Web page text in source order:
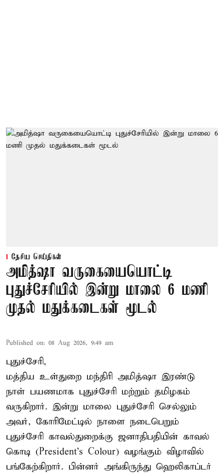
தேசிய செய்திகள்
அமித்ஷா வருகையையொட்டி
புதுச்சேரியில் இன்று மாலை 6 மணி
முதல் மதுக்கடைகள் மூடல்
Published on: 08 Aug 2026, 9:49 am
புதுச்சேரி,
மத்திய உள்துறை மந்திரி அமித்ஷா இரண்டு
நாள் பயணமாக புதுச்சேரி மற்றும் தமிழகம்
வருகிறார். இன்று மாலை புதுச்சேரி செல்லும்
அவர், கோரிமேட்டில் நாளை நடைபெறும்
புதுச்சேரி காவல்துறைக்கு ஜனாதிபதியின் காவல்
கொடி (President's Colour) வழங்கும் விழாவில்
பங்கேற்கிறார். பின்னர் அங்கிருந்து ஹெலிகாப்டர்